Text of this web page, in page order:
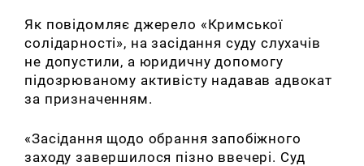
Як повідомляє джерело «Кримської
солідарності», на засідання суду слухачів
не допустили, а юридичну допомогу
підозрюваному активісту надавав адвокат
за призначенням.
«Засідання щодо обрання запобіжного
заходу завершилося пізно ввечері. Суд